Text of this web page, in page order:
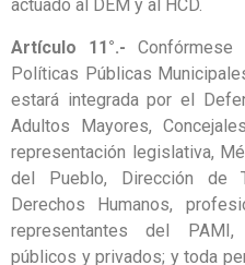
actuado al DEM y al HCD.
Artículo 11°.-
Políticas Públicas
estará integrada por el
Adultos Mayores,
representación legislativa,
del Pueblo, Dirección de
Derechos Humanos,
representantes del PAMI,
públicos y privados; y toda